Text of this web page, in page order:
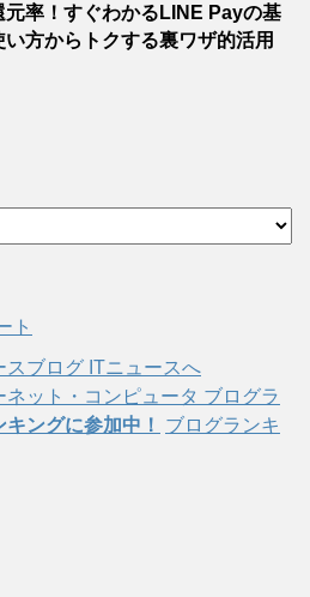
元率！すぐわかるLINE Payの基
い方からトクする裏ワザ的活用
ト
ネット・コンピュータ ブログラ
ングに参加中！
ブログランキ